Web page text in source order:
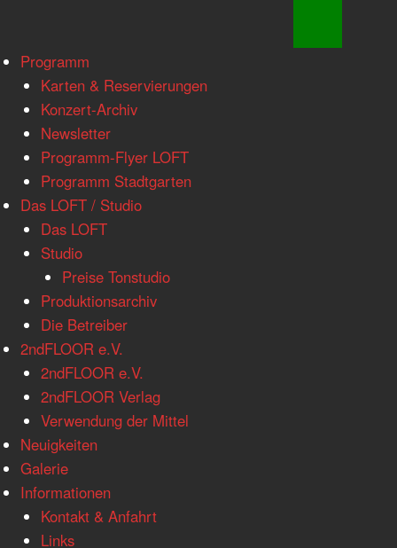
www.loftkoeln.de
navigation
Skip
content
Programm
Karten & Reservierungen
Konzert-Archiv
Newsletter
Programm-Flyer LOFT
Programm Stadtgarten
Das LOFT / Studio
Das LOFT
Studio
Preise Tonstudio
Produktionsarchiv
Die Betreiber
2ndFLOOR e.V.
2ndFLOOR e.V.
2ndFLOOR Verlag
Verwendung der Mittel
Neuigkeiten
Galerie
Informationen
Kontakt & Anfahrt
Links